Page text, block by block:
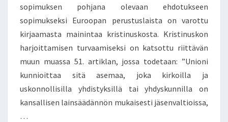
A
A
T
T
A
O
sopimuksen pohjana olevaan ehdotukseen
sopimukseksi Euroopan perustuslaista on varottu
kirjaamasta mainintaa kristinuskosta. Kristinuskon
harjoittamisen turvaamiseksi on katsottu riittävän
muun muassa 51. artiklan, jossa todetaan: ”Unioni
kunnioittaa sitä asemaa, joka kirkoilla ja
uskonnollisilla yhdistyksillä tai yhdyskunnilla on
kansallisen lainsäädännön mukaisesti jäsenvaltioissa,
…